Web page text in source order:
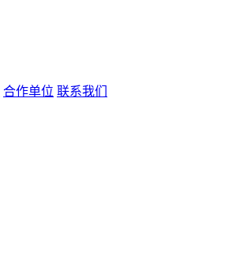
合作单位 联系我们